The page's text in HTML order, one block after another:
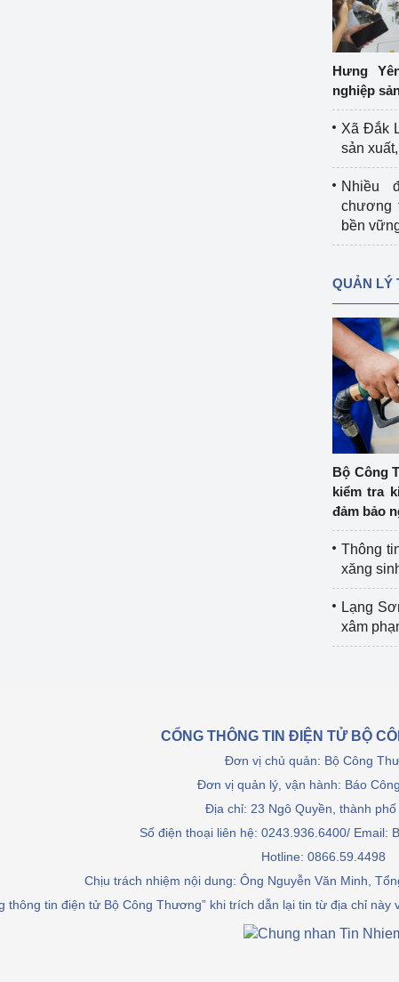
Hưng
nghiệp
Xã Đắk
sản
Nhiều
chương
bền
QUẢN LÝ
Bộ Công
kiểm tra
đảm bảo
Thông
xăng
Lạng
xâm
CỔNG THÔNG TIN ĐIỆN TỬ BỘ
Đơn vị chủ quản: Bộ Công
Đơn vị quản lý, vận hành: Báo
Địa chỉ: 23 Ngô Quyền, thành phố
Số điện thoại liên hệ: 0243.936.6400/ Email:
Hotline: 0866.59.4498
Chịu trách nhiệm nội dung: Ông Nguyễn Văn Minh,
thông tin điện tử Bộ Công Thương” khi trích dẫn lại tin từ địa chỉ